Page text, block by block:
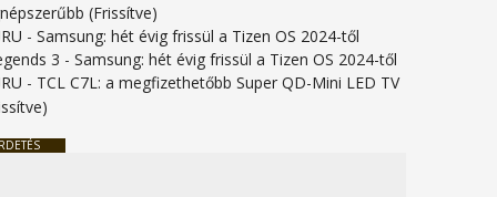
(Frissítve)
-Samsung: hét évig frissül a Tizen OS 2024-től
3 -Samsung: hét évig frissül a Tizen OS 2024-től
- TCL C7L: a megfizethetőbb Super QD-Mini LED TV